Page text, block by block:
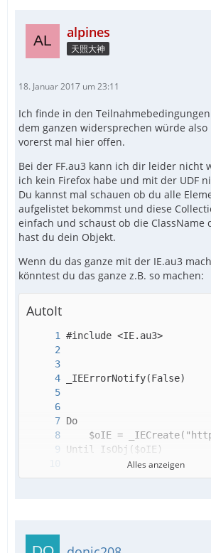
alpines
天照大神
18. Januar 2017 um 23:11
Ich finde in den
dem ganzen widersprechen würde also
vorerst mal hier offen.
Bei der FF.au3 kann ich dir leider nicht
ich kein Firefox habe und mit der UDF
Du kannst mal schauen ob du alle
aufgelistet bekommst und diese
einfach und schaust ob die ClassName
hast du dein Objekt.
Wenn du das ganze mit der IE.au3
könntest du das ganze z.B. so machen:
AutoIt
Alles anzeigen